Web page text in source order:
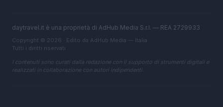
daytravel.it è una proprietà di AdHub Media S.r.l. — REA 2729933
Copyright © 2026 · Edito da AdHub Media — Italia
Tutti i diritti riservati
I contenuti sono curati dalla redazione con il supporto di strumenti digitali e
realizzati in collaborazione con autori indipendenti.